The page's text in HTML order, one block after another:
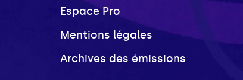
Espace Pro
Mentions légales
Archives des émissions